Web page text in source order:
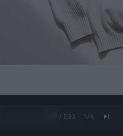
0:28 / 1:21 1 /4